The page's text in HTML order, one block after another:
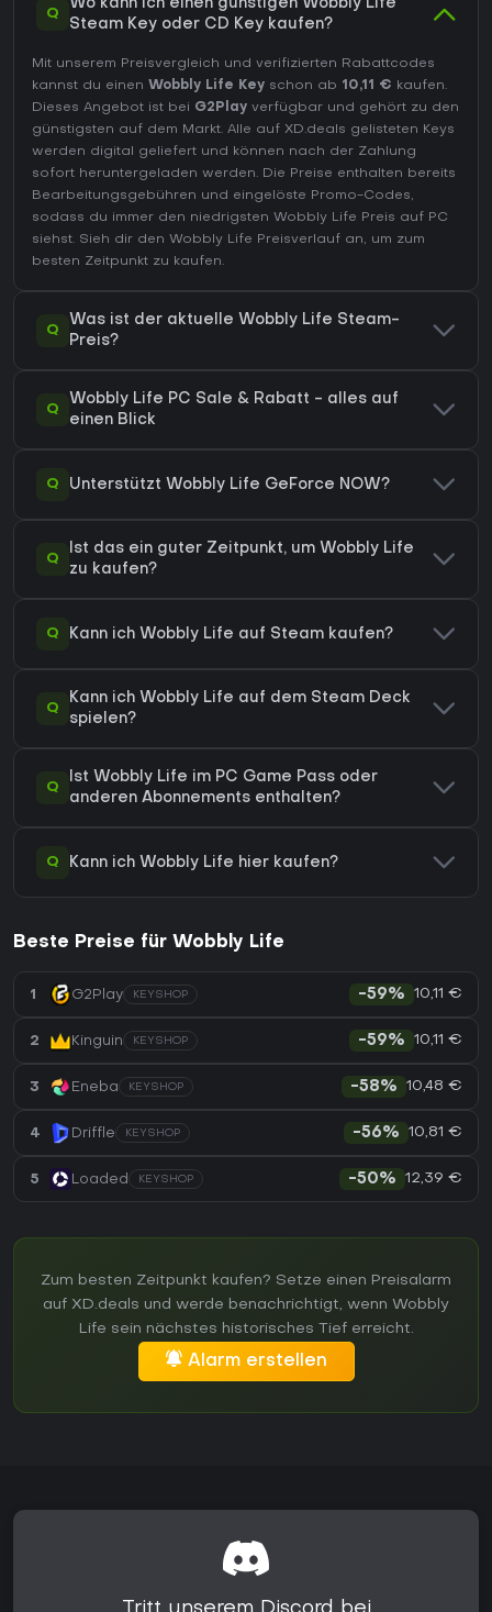
Q
Wo kann ich einen günstigen Wobbly Life
Steam Key oder CD Key kaufen?
Mit unserem Preisvergleich und verifizierten Rabattcodes
kannst du einen Wobbly Life Key schon ab 10,11 € kaufen.
Dieses Angebot ist bei G2Play verfügbar und gehört zu den
günstigsten auf dem Markt. Alle auf XD.deals gelisteten Keys
werden digital geliefert und können nach der Zahlung
sofort heruntergeladen werden. Die Preise enthalten bereits
Bearbeitungsgebühren und eingelöste Promo-Codes,
sodass du immer den niedrigsten Wobbly Life Preis auf PC
siehst. Sieh dir den Wobbly Life Preisverlauf an, um zum
besten Zeitpunkt zu kaufen.
Q
Was ist der aktuelle Wobbly Life Steam-
Preis?
Q
Wobbly Life PC Sale & Rabatt - alles auf
einen Blick
Q Unterstützt Wobbly Life GeForce NOW?
Q
Ist das ein guter Zeitpunkt, um Wobbly Life
zu kaufen?
Q Kann ich Wobbly Life auf Steam kaufen?
Q
Kann ich Wobbly Life auf dem Steam Deck
spielen?
Q
Ist Wobbly Life im PC Game Pass oder
anderen Abonnements enthalten?
Q Kann ich Wobbly Life hier kaufen?
Beste Preise für Wobbly Life
1 G2Play KEYSHOP -59% 10,11 €
2 Kinguin KEYSHOP -59% 10,11 €
3 Eneba KEYSHOP -58% 10,48 €
4 Driffle KEYSHOP -56% 10,81 €
5 Loaded KEYSHOP -50% 12,39 €
Zum besten Zeitpunkt kaufen? Setze einen Preisalarm
auf XD.deals und werde benachrichtigt, wenn Wobbly
Life sein nächstes historisches Tief erreicht.
Alarm erstellen